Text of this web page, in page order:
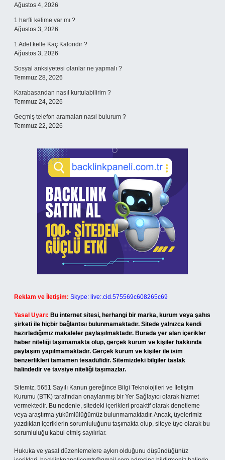
Ağustos 4, 2026
1 harfli kelime var mı ?
Ağustos 3, 2026
1 Adet kelle Kaç Kaloridir ?
Ağustos 3, 2026
Sosyal anksiyetesi olanlar ne yapmalı ?
Temmuz 28, 2026
Karabasandan nasıl kurtulabilirim ?
Temmuz 24, 2026
Geçmiş telefon aramaları nasıl bulurum ?
Temmuz 22, 2026
Reklam ve İletişim: Skype: live:.cid.575569c608265c69
Yasal Uyarı: Bu internet sitesi, herhangi bir marka, kurum veya şahıs
şirketi ile hiçbir bağlantısı bulunmamaktadır. Sitede yalnızca kendi
hazırladığımız makaleler paylaşılmaktadır. Burada yer alan içerikler
haber niteliği taşımamakta olup, gerçek kurum ve kişiler hakkında
paylaşım yapılmamaktadır. Gerçek kurum ve kişiler ile isim
benzerlikleri tamamen tesadüfidir. Sitemizdeki bilgiler taslak
halindedir ve tavsiye niteliği taşımazlar.
Sitemiz, 5651 Sayılı Kanun gereğince Bilgi Teknolojileri ve İletişim
Kurumu (BTK) tarafından onaylanmış bir Yer Sağlayıcı olarak hizmet
vermektedir. Bu nedenle, sitedeki içerikleri proaktif olarak denetleme
veya araştırma yükümlülüğümüz bulunmamaktadır. Ancak, üyelerimiz
yazdıkları içeriklerin sorumluluğunu taşımakta olup, siteye üye olarak bu
sorumluluğu kabul etmiş sayılırlar.
Hukuka ve yasal düzenlemelere aykırı olduğunu düşündüğünüz